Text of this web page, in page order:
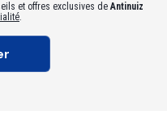
et offres exclusives deAntinuiz
.